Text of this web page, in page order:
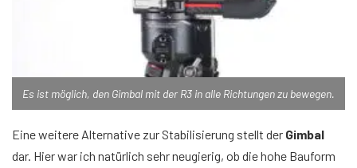
Es ist möglich, den Gimbal mit der R3 in alle Richtungen zu bewegen.
Eine weitere Alternative zur Stabilisierung stellt der Gimbal
dar. Hier war ich natürlich sehr neugierig, ob die hohe Bauform